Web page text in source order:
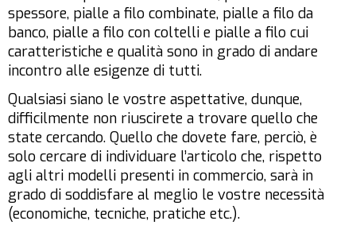
spessore, pialle a filo combinate, pialle a filo da
banco, pialle a filo con coltelli e pialle a filo cui
caratteristiche e qualità sono in grado di andare
incontro alle esigenze di tutti.
Qualsiasi siano le vostre aspettative, dunque,
difficilmente non riuscirete a trovare quello che
state cercando. Quello che dovete fare, perciò, è
solo cercare di individuare l’articolo che, rispetto
agli altri modelli presenti in commercio, sarà in
grado di soddisfare al meglio le vostre necessità
(economiche, tecniche, pratiche etc.).